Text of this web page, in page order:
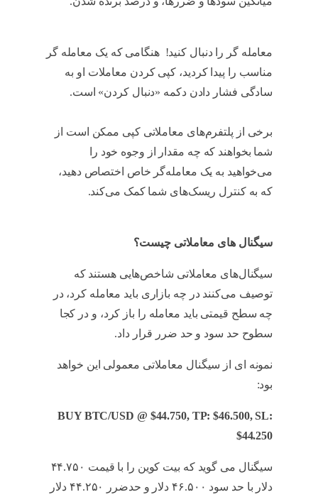
معامله گر را دنبال کنید! هنگامی که یک معامله گر
مناسب را پیدا کردید، کپی کردن معاملات او به
سادگی فشار دادن دکمه «دنبال کردن» است.
برخی از پلتفرم‌های معاملاتی کپی ممکن است از
شما بخواهند که چه مقدار از وجوه خود را
می‌خواهید به یک معامله‌گر خاص اختصاص دهید،
که به کنترل ریسک‌های شما کمک می‌کند.
سیگنال های معاملاتی چیست؟
سیگنال‌های معاملاتی شاخص‌هایی هستند که
توصیف می‌کنند در چه بازاری باید معامله کرد، در
چه سطح قیمتی باید معامله را باز کرد، و در کجا
سطوح حد سود و حد ضرر قرار داد.
نمونه ای از سیگنال معاملاتی معمولی این خواهد
بود:
BUY BTC/USD @ $44.750, TP: $46.500, SL:
$44.250
سیگنال می گوید که بیت کوین را با قیمت ۴۴.۷۵۰
دلار با حد سود ۴۶.۵۰۰ دلار و حدضرر ۴۴.۲۵۰ دلار